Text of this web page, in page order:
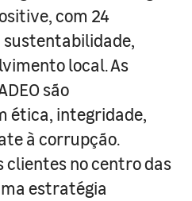
com 24
local. As
são
ética, integridade,
à corrupção.
clientes no centro das
estratégia